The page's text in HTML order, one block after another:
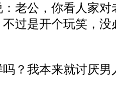
： 老公，你看人家对
过是开个玩笑，没
？我本来就讨厌男